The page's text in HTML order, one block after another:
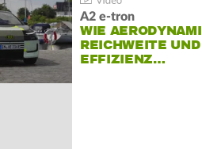
A2 e-tron
WIE
REICHWEITE UND
EFFIZIENZ…